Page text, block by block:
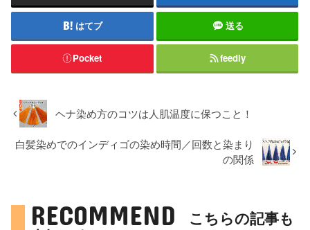
はてブ 送る
Pocket feedly
ヘナ染め方のコツは人肌温度に保つこと！
白髪染めでのインディゴの染め時間／回数と染まり
の関係
RECOMMEND
こちらの記事も